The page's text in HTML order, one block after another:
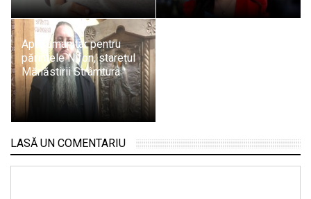
Apel umanitar pentru
părintele Nifon, starețul
Mănăstirii Strâmtura
LASĂ UN COMENTARIU